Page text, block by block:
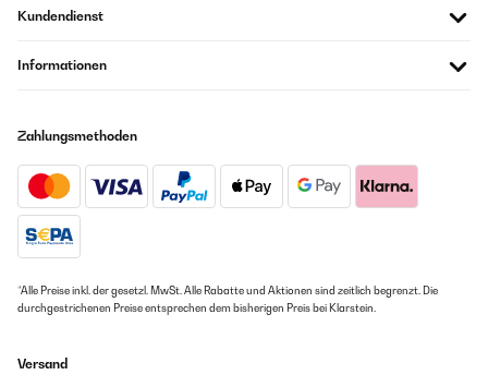
Kundendienst
Informationen
Zahlungsmethoden
*Alle Preise inkl. der gesetzl. MwSt. Alle Rabatte und Aktionen sind zeitlich begrenzt. Die
durchgestrichenen Preise entsprechen dem bisherigen Preis bei Klarstein.
Versand